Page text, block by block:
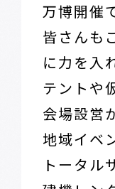
万博開催
皆さんも
に力を入
テントや
会場設営
地域イベ
トータル